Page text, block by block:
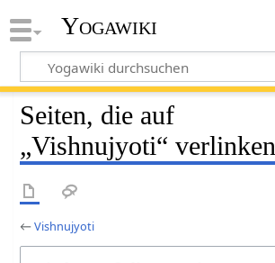
Yogawiki
Seiten, die auf
„Vishnujyoti“ verlinken
←Vishnujyoti